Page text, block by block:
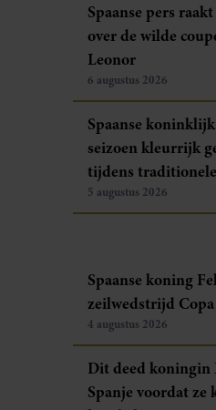
Spaanse pers
over de wilde
Leonor
6 augustus 2026
Spaanse
seizoen kleurrijk
tijdens
5 augustus 2026
Spaanse koning
zeilwedstrijd
4 augustus 2026
Dit deed koningin
Spanje voordat ze